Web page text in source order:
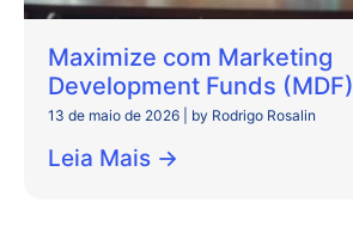
Maximize com Marketing
Development Funds (MDF)
13 de maio de 2026 by Rodrigo Rosalin
Leia Mais →